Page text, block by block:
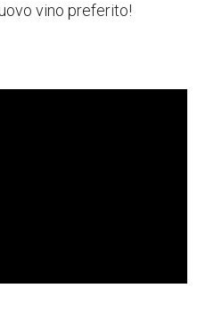
vino preferito!